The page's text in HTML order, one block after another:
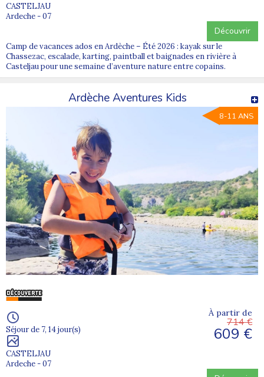
CASTELJAU
Ardeche - 07
Découvrir
Camp de vacances ados en Ardèche – Été 2026 : kayak sur le
Chassezac, escalade, karting, paintball et baignades en rivière à
Casteljau pour une semaine d’aventure nature entre copains.
Ardèche Aventures Kids
8-11 ANS
Séjour de 7, 14 jour(s)
CASTELJAU
Ardeche - 07
À partir de
714 €
609 €